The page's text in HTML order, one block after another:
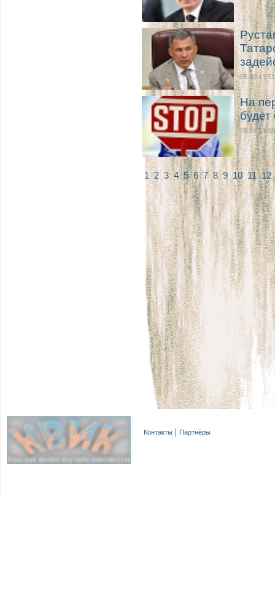
05.09 13:51
На
05.09 13:03
12345678 9101112
Контакты Партнёры